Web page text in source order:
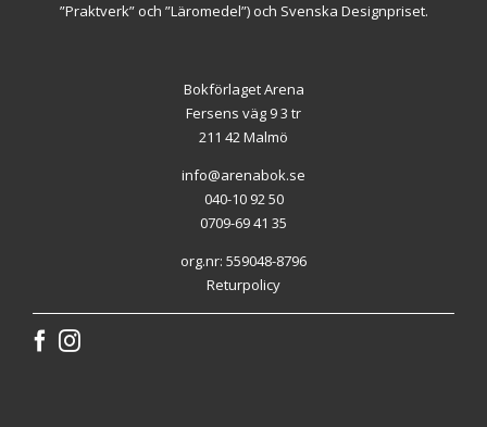
”Praktverk” och ”Läromedel”) och Svenska Designpriset.
Bokförlaget Arena
Fersens väg 9 3 tr
211 42 Malmö
info@arenabok.se
040-10 92 50
0709-69 41 35
org.nr: 559048-8796
Returpolicy